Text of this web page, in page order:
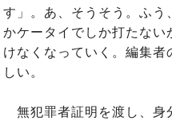
す」。あ、そうそう。ふう
かケータイでしか打たな
けなくなっていく。編集
しい。
無犯罪者証明を渡し、身